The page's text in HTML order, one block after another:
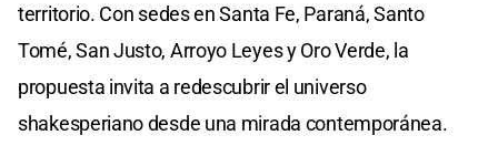
territorio. Con sedes en Santa Fe, Paraná, Santo
Tomé, San Justo, Arroyo Leyes y Oro Verde, la
propuesta invita a redescubrir el universo
shakesperiano desde una mirada contemporánea.